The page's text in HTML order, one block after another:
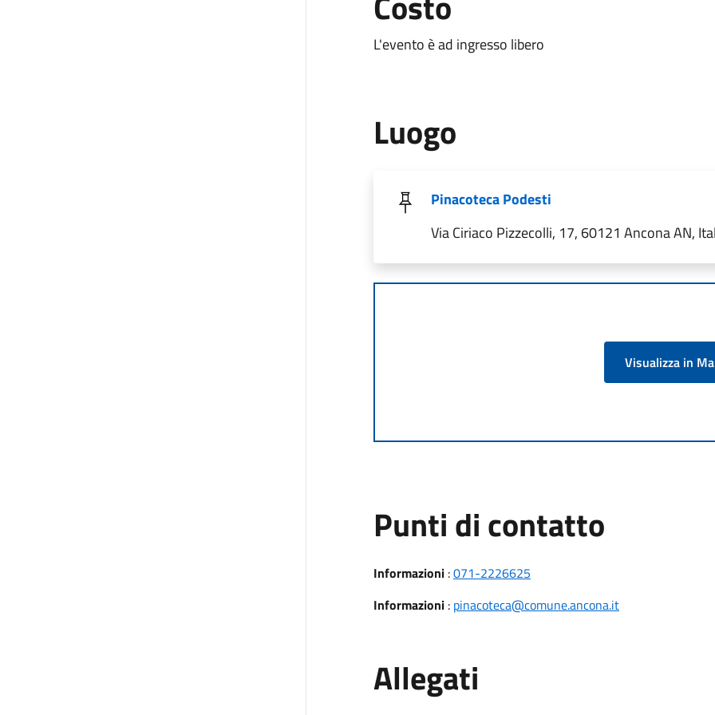
L'evento è ad ingresso libero
Luogo
Pinacoteca Podesti
Via Ciriaco Pizzecolli, 17, 60121 Ancona AN,
Visualizza in
Punti di contatto
Informazioni:071-2226625
Informazioni: pinacoteca@comune.ancona.it
Allegati